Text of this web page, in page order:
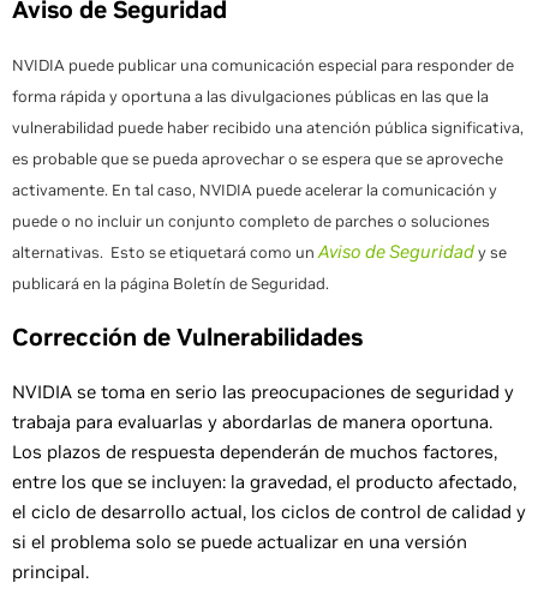
Aviso de Seguridad
NVIDIA puede publicar una comunicación especial para responder de
forma rápida y oportuna a las divulgaciones públicas en las que la
vulnerabilidad puede haber recibido una atención pública significativa,
es probable que se pueda aprovechar o se espera que se aproveche
activamente. En tal caso, NVIDIA puede acelerar la comunicación y
puede o no incluir un conjunto completo de parches o soluciones
alternativas. Esto se etiquetará como unAviso de Seguridady se
publicará en la página Boletín de Seguridad.
Corrección de Vulnerabilidades
NVIDIA se toma en serio las preocupaciones de seguridad y
trabaja para evaluarlas y abordarlas de manera oportuna.
Los plazos de respuesta dependerán de muchos factores,
entre los que se incluyen: la gravedad, el producto afectado,
el ciclo de desarrollo actual, los ciclos de control de calidad y
si el problema solo se puede actualizar en una versión
principal.